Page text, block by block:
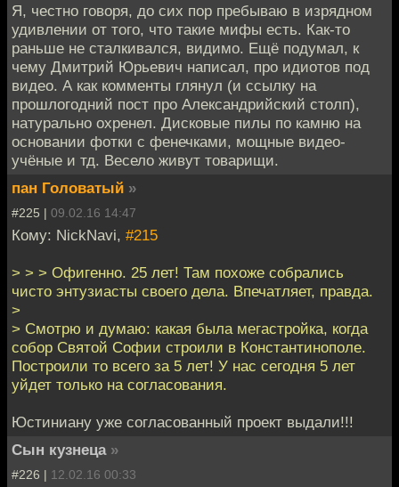
Я, честно говоря, до сих пор пребываю в изрядном
удивлении от того, что такие мифы есть. Как-то
раньше не сталкивался, видимо. Ещё подумал, к
чему Дмитрий Юрьевич написал, про идиотов под
видео. А как комменты глянул (и ссылку на
прошлогодний пост про Александрийский столп),
натурально охренел. Дисковые пилы по камню на
основании фотки с фенечками, мощные видео-
учёные и тд. Весело живут товарищи.
пан Головатый »
#225 | 09.02.16 14:47
Кому: NickNavi, #215
> > > Офигенно. 25 лет! Там похоже собрались
чисто энтузиасты своего дела. Впечатляет, правда.
>
> Смотрю и думаю: какая была мегастройка, когда
собор Святой Софии строили в Константинополе.
Построили то всего за 5 лет! У нас сегодня 5 лет
уйдет только на согласования.
Юстиниану уже согласованный проект выдали!!!
Сын кузнеца »
#226 | 12.02.16 00:33